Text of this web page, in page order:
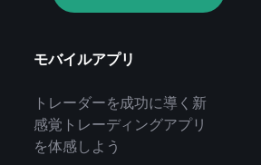
モバイルアプリ
トレーダーを成功に導く新
感覚トレーディングアプリ
を体感しよう